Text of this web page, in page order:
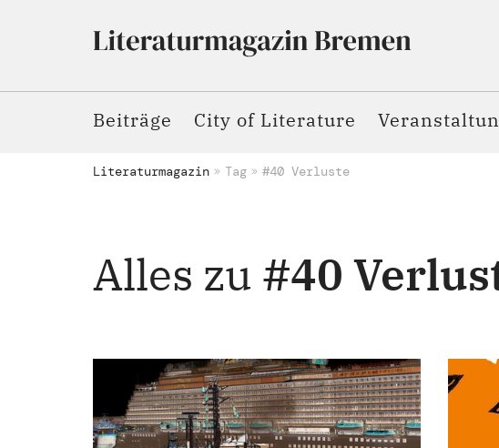
Beiträge City of Literature
Literaturmagazin Tag #40 Verluste
Alles zu #40